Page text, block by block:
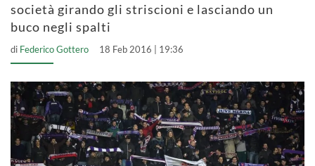
società girando gli striscioni e lasciando un
buco negli spalti
di Federico Gottero 18 Feb 2016 | 19:36